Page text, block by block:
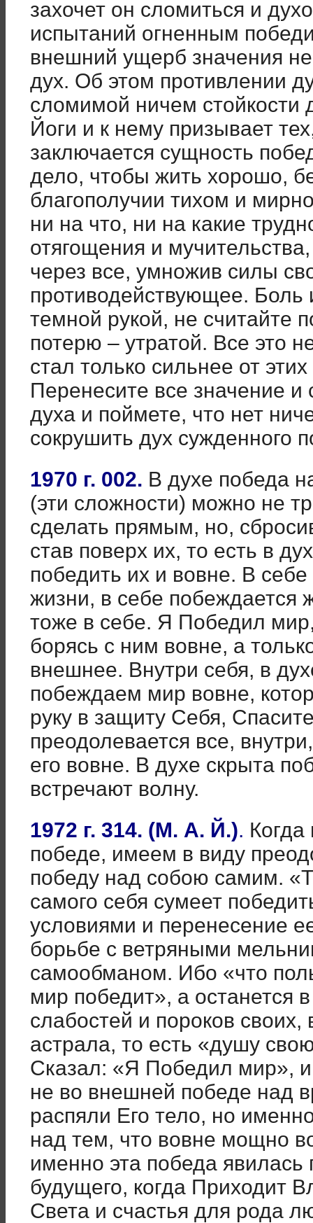
захочет он сломиться и
испытаний огненным
внешний ущерб значения
дух. Об этом противлении
сломимой ничем стойкости
Йоги и к нему призывает
заключается сущность
дело, чтобы жить хорошо,
благополучии тихом и
ни на что, ни на какие
отягощения и
через все, умножив силы
противодействующее.
темной рукой, не
потерю – утратой. Все это
стал только сильнее от
Перенесите все значение
духа и поймете, что нет
сокрушить дух сужденного
1970 г. 002. В духе победа
(эти сложности) можно не
сделать прямым, но,
став поверх их, то есть в
победить их и вовне. В
жизни, в себе побеждается
тоже в себе. Я Победил
борясь с ним вовне, а
внешнее. Внутри себя, в
побеждаем мир вовне,
руку в защиту Себя,
преодолевается все,
его вовне. В духе скрыта
встречают волну.
1972 г. 314. (М. А. Й.).
победе, имеем в виду
победу над собою самим.
самого себя сумеет
условиями и перенесение
борьбе с ветряными
самообманом. Ибо «что
мир победит», а останется
слабостей и пороков
астрала, то есть «душу
Сказал: «Я Победил мир»,
не во внешней победе над
распяли Его тело, но
над тем, что вовне мощно
именно эта победа явилась
будущего, когда Приходит
Света и счастья для рода